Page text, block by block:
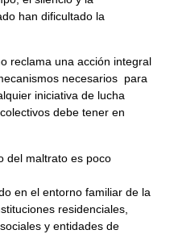
han dificultado la
reclama una acción integral
necesarios para
iniciativa de lucha
debe tener en
del maltrato es poco
en el entorno familiar de la
residenciales,
y entidades de